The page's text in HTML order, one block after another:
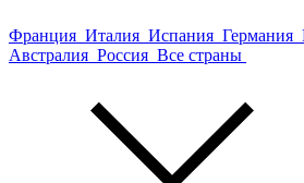
Франция Италия Испания Германия
Австралия Россия Все страны